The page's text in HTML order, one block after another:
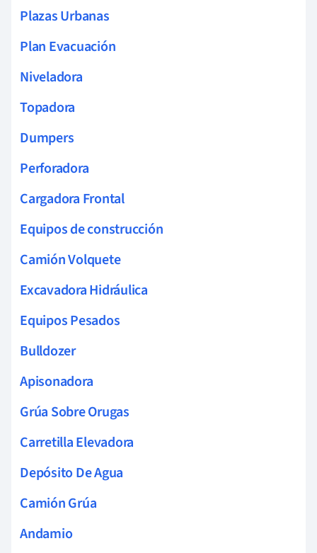
Plazas Urbanas
Plan Evacuación
Niveladora
Topadora
Dumpers
Perforadora
Cargadora Frontal
Equipos de construcción
Camión Volquete
Excavadora Hidráulica
Equipos Pesados
Bulldozer
Apisonadora
Grúa Sobre Orugas
Carretilla Elevadora
Depósito De Agua
Camión Grúa
Andamio